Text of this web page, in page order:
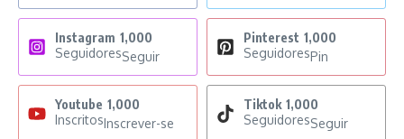
Instagram 1,000
SeguidoresSeguir
Pinterest 1,000
SeguidoresPin
Youtube 1,000
InscritosInscrever-se
Tiktok 1,000
SeguidoresSeguir